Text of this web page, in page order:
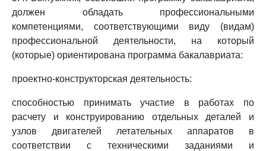
должен обладать профессиональными
компетенциями, соответствующими виду (видам)
профессиональной деятельности, на который
(которые) ориентирована программа бакалавриата:
проектно-конструкторская деятельность:
способностью принимать участие в работах по
расчету и конструированию отдельных деталей и
узлов двигателей летательных аппаратов в
соответствии с техническими заданиями и